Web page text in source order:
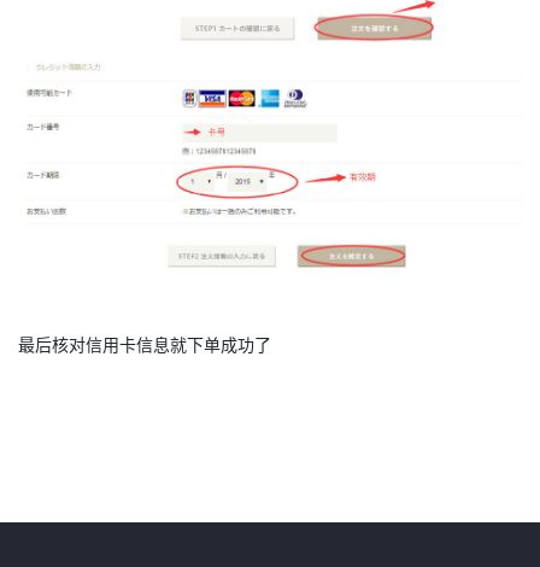
最后核对信用卡信息就下单成功了